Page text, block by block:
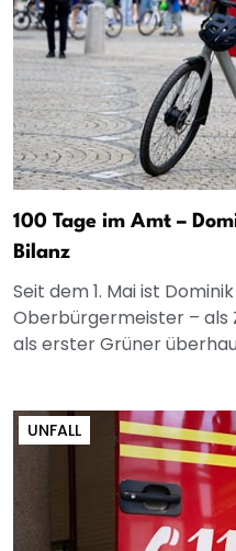
100 Tage im Amt –
Bilanz
Seit dem 1. Mai ist
Oberbürgermeister – als
als erster Grüner
UNFALL